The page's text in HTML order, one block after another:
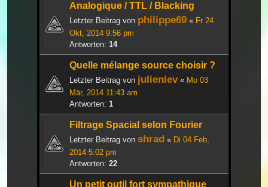
Analogique / TTL / Blacking
Letzter Beitrag von philippe69 « Fr 24
Okt, 2014 9:56 pm
Antworten: 14
Quelle mélange source choisir ?
Letzter Beitrag von julienlev« Mo 03
Mär, 2014 11:43 am
Antworten: 1
Filtrage Spacial selon Fourier
Letzter Beitrag von shrad « Di 04 Feb,
2014 5:02 pm
Antworten: 22
Un petit outil fort sympathique